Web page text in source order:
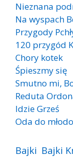
Nieznana
Na wyspach
Przygody
120 przygód
Chory kotek
Śpieszmy się
Smutno mi,
Reduta
Idzie Grześ
Oda do
Bajki Bajki